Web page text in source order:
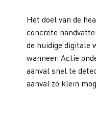
Het doel van de
concrete
de huidige digitale
wanneer. Actie
aanval snel te
aanval zo klein